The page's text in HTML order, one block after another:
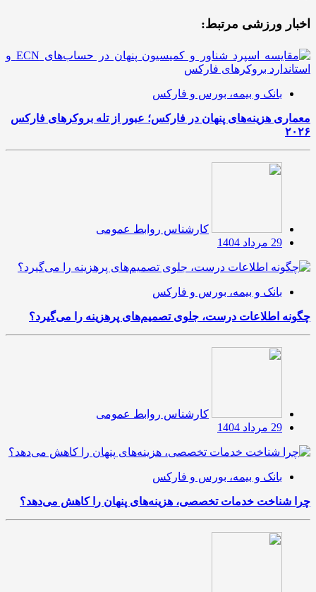
اخبار ورزشی مرتبط:
بانک و بیمه، بورس و فارکس
معماری هزینه‌های پنهان در فارکس؛ عبور از تله بروکرهای فارکس
۲۰۲۶
کارشناس روابط عمومی
29 مرداد 1404
بانک و بیمه، بورس و فارکس
چگونه اطلاعات درست، جلوی تصمیم‌های پرهزینه را می‌گیرد؟
کارشناس روابط عمومی
29 مرداد 1404
بانک و بیمه، بورس و فارکس
چرا شناخت خدمات تخصصی، هزینه‌های پنهان را کاهش می‌دهد؟